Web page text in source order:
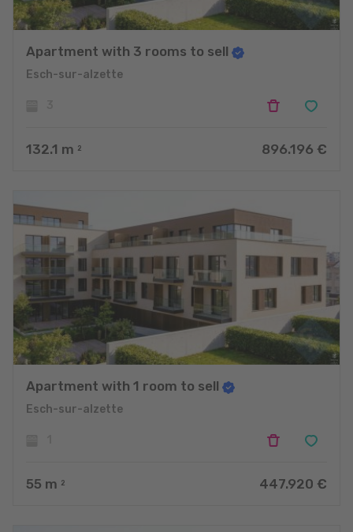
Apartment with 3 rooms to sell
Esch-sur-alzette
132.1 m 2 896.196 €
Apartment with 1 room to sell
Esch-sur-alzette
55 m 2 447.920 €